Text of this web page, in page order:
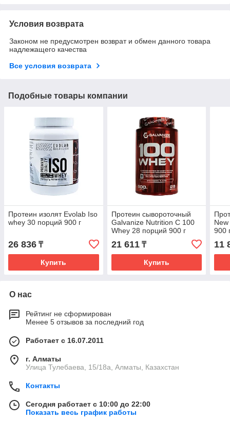
Условия возврата
Законом не предусмотрен возврат и обмен данного товара
надлежащего качества
Все условия возврата
Подобные товары компании
Протеин изолят Evolab Iso
whey 30 порций 900 г
26 836 ₸
Купить
Протеин сывороточный
Galvanize Nutrition C 100
Whey 28 порций 900 г
21 611₸
Купить
900
11
О нас
Рейтинг не сформирован
Менее 5 отзывов за последний год
Работает с 16.07.2011
г. Алматы
Улица Тулебаева, 15/18а, Алматы, Казахстан
Контакты
Сегодня работает с 10:00 до 22:00
Показать весь график работы